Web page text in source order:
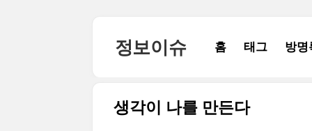
정보이슈 홈 태그 방명
생각이 나를 만든다